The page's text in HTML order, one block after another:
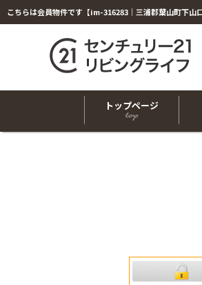
トップページ